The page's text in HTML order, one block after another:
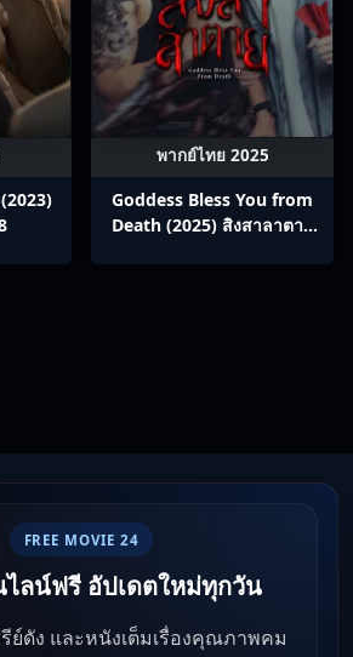
พากย์ไทย 2025
Goddess Bless You from
Death (2025) สิงสาลาตาย
FREE MOVIE 24
ลน์ฟรี อัปเดตใหม่ทุกวัน
ย์ดัง และหนังเต็มเรื่องคุณภาพคม